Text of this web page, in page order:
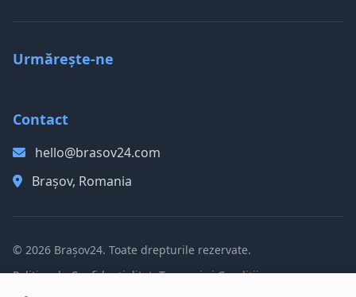
Urmărește-ne
Contact
hello@brasov24.com
Brașov, Romania
© 2026 Brașov24. Toate drepturile rezervate.
Politica de ConfidențialitateTermeni și Condiții